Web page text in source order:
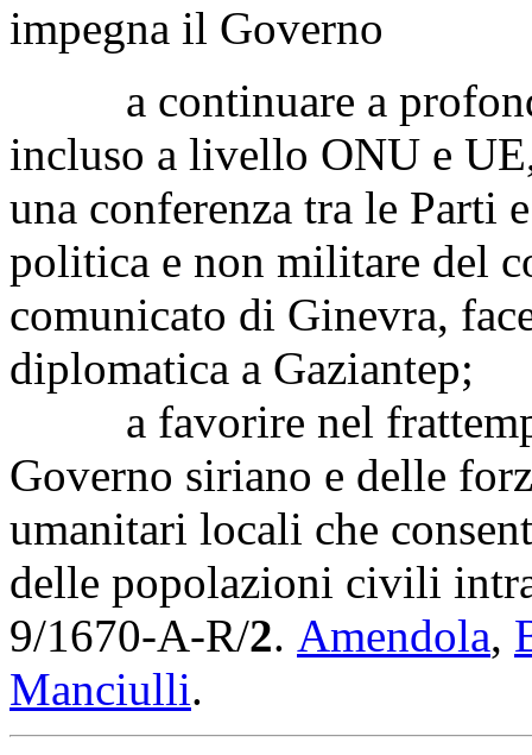
impegna il Governo
a continuare a
incluso a livello ONU e
una conferenza tra le Parti
politica e non militare del
comunicato di Ginevra,
diplomatica a Gaziantep;
a favorire nel frattempo
Governo siriano e delle
umanitari locali che
delle popolazioni civili
9/1670-A-R/2. Amendola,
Manciulli.